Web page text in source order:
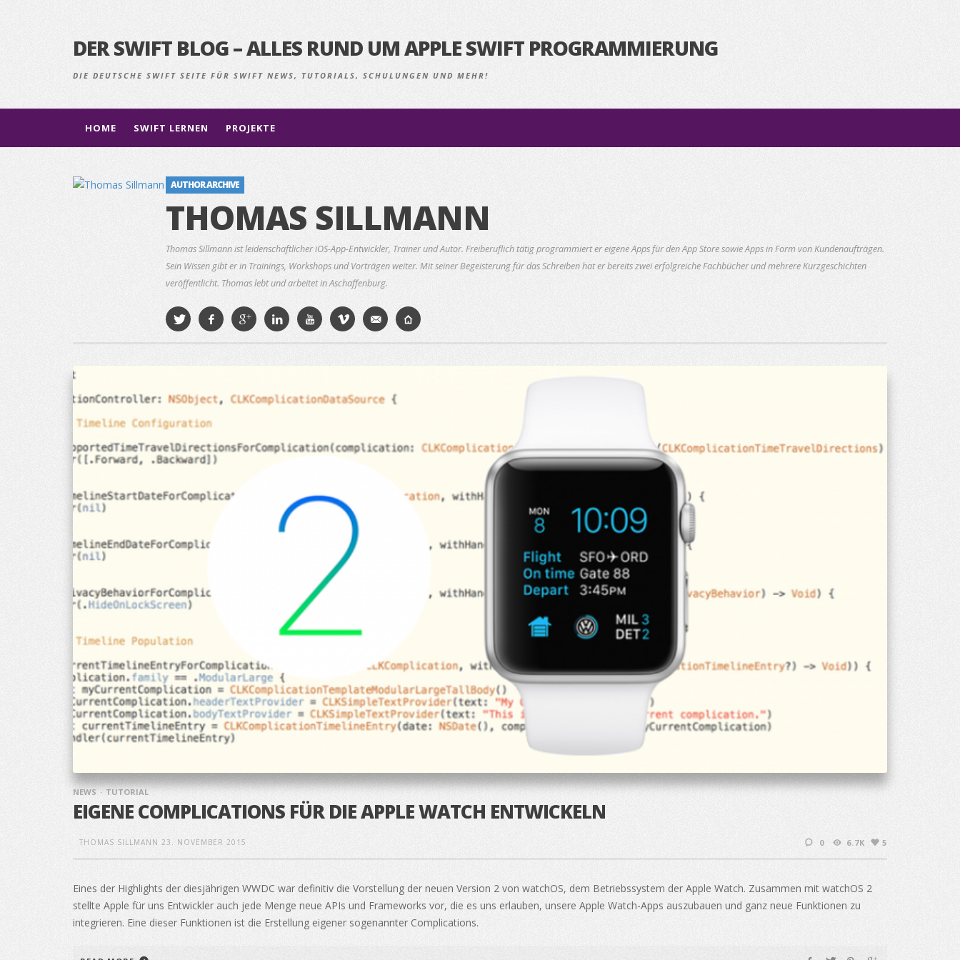
DER SWIFT BLOG – ALLES RUND UM APPLE SWIFT PROGRAMMIERUNG
DIE DEUTSCHE SWIFT SEITE FÜR SWIFT NEWS, TUTORIALS, SCHULUNGEN UND MEHR!
HOME SWIFT LERNEN PROJEKTE
AUTHOR ARCHIVE
THOMAS SILLMANN
Thomas Sillmann ist leidenschaftlicher iOS-App-Entwickler, Trainer und Autor. Freiberuflich tätig programmiert er eigene Apps für den App Store sowie Apps in Form von Kundenaufträgen.
Sein Wissen gibt er in Trainings, Workshops und Vorträgen weiter. Mit seiner Begeisterung für das Schreiben hat er bereits zwei erfolgreiche Fachbücher und mehrere Kurzgeschichten
veröffentlicht. Thomas lebt und arbeitet in Aschaffenburg.
NEWS TUTORIAL
EIGENE COMPLICATIONS FÜR DIE APPLE WATCH ENTWICKELN
THOMAS SILLMANN 23. NOVEMBER 2015 0 6.7K 5
Eines der Highlights der diesjährigen WWDC war definitiv die Vorstellung der neuen Version 2 von watchOS, dem Betriebssystem der Apple Watch. Zusammen mit watchOS 2
stellte Apple für uns Entwickler auch jede Menge neue APIs und Frameworks vor, die es uns erlauben, unsere Apple Watch-Apps auszubauen und ganz neue Funktionen zu
integrieren. Eine dieser Funktionen ist die Erstellung eigener sogenannter Complications.